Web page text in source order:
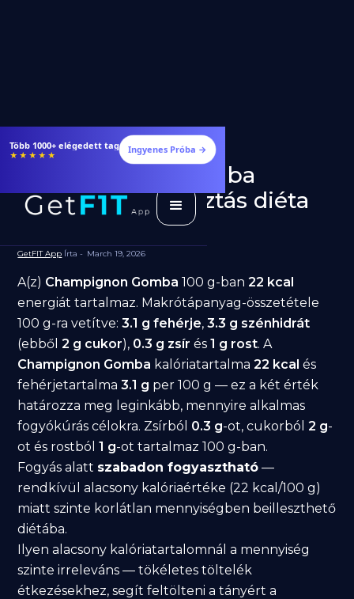
Több 1000+ elégedett tag
★★★★★ Ingyenes Próba →
Champignon Gomba
fogyásra: jó választás diéta
GetFIT App Írta - March 19, 2026
A(z) Champignon Gomba 100 g-ban22 kcal
energiát tartalmaz. Makrótápanyag-összetétele
100 g-ra vetítve:3.1 g fehérje,3.3 g szénhidrát
(ebből2 g cukor), 0.3 g zsír és1 g rost. A
Champignon Gomba kalóriatartalma22 kcal és
fehérjetartalma3.1 g per 100 g — ez a két érték
határozza meg leginkább, mennyire alkalmas
fogyókúrás célokra. Zsírból 0.3 g-ot, cukorból2 g-
ot és rostból1 g-ot tartalmaz 100 g-ban.
Fogyás alatt szabadon fogyasztható —
rendkívül alacsony kalóriaértéke (22 kcal/100 g)
miatt szinte korlátlan mennyiségben beilleszthető
diétába.
Ilyen alacsony kalóriatartalomnál a mennyiség
szinte irreleváns — tökéletes töltelék
étkezésekhez, segít feltölteni a tányért a